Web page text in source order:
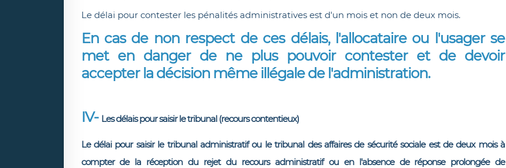
Le délai pour contester les pénalités administratives est d'un mois et non de deux mois.
En cas de non respect de ces délais, l'allocataire ou l'usager se
met en danger de ne plus pouvoir contester et de devoir
accepter la décision même illégale de l'administration.
IV-​ Les délais pour saisir le tribunal (recours contentieux)
Le délai pour saisir le tribunal administratif ou le tribunal des affaires de sécurité sociale est de deux mois à
compter de la réception du rejet du recours administratif ou en l'absence de réponse prolongée de